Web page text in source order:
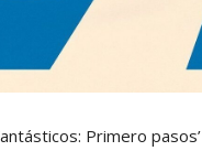
Primero pasos’